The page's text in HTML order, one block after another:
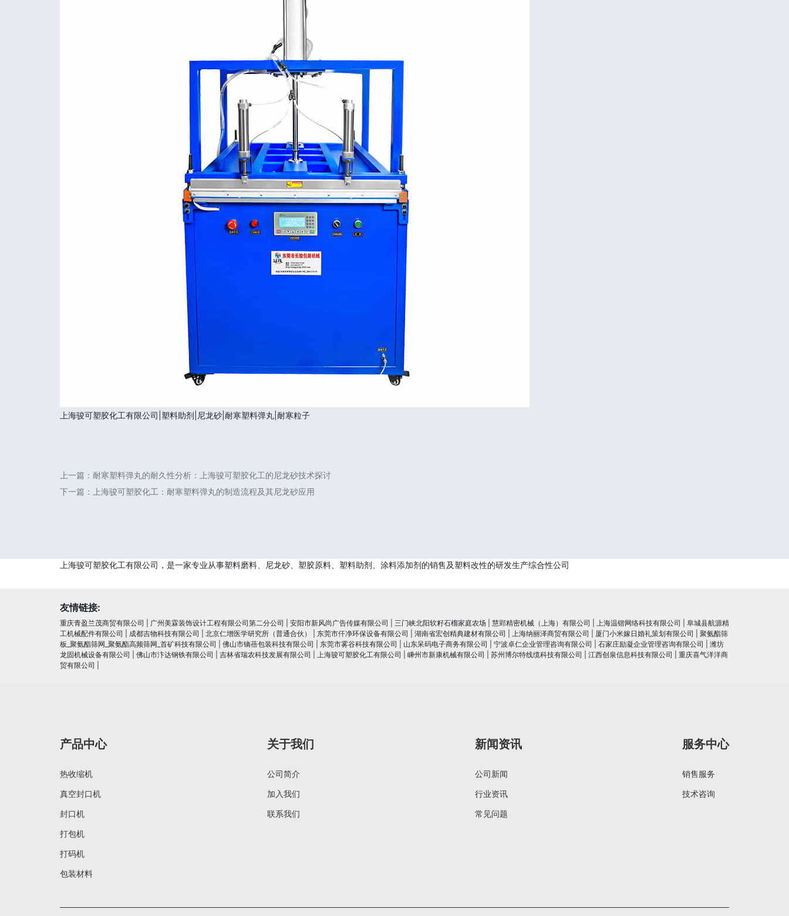
上海骏可塑胶化工有限公司|塑料助剂|尼龙砂|耐寒塑料弹丸|耐寒粒子
上一篇： 耐寒塑料弹丸的耐久性分析：上海骏可塑胶化工的尼龙砂技术探讨
下一篇：
上海骏可塑胶化工：耐寒塑料弹丸的制造流程及其尼龙砂应用
上海骏可塑胶化工有限公司，是一家专业从事塑料磨料、尼龙砂、塑胶原料、塑料助剂、涂料添加剂的销售及塑料改性的研发生产综合性公司
友情链接:
重庆青盈兰茂商贸有限公司 广州美霖装饰设计工程有限公司第二分公司 安阳市新风尚广告传媒有限公司 三门峡北阳软籽石榴家庭农场 慧郢精密机械（上海）有限公司 上海温锴网络科技有限公司
阜城县航源精
工机械配件有限公司
成都吉物科技有限公司 北京仁增医学研究所（普通合伙） 东莞市仟净环保设备有限公司 湖南省宏创精典建材有限公司 上海纳丽泽商贸有限公司 厦门小米嫁日婚礼策划有限公司
聚氨酯筛
板_聚氨酯筛网_聚氨酯高频筛网_首矿科技有限公司
佛山市镝蓓包装科技有限公司 东莞市雾谷科技有限公司 山东呆码电子商务有限公司 宁波卓仁企业管理咨询有限公司 石家庄励凝企业管理咨询有限公司
潍坊
龙固机械设备有限公司
佛山市汴达钢铁有限公司 吉林省瑞农科技发展有限公司 上海骏可塑胶化工有限公司 嵊州市新康机械有限公司 苏州博尔特线缆科技有限公司 江西创泉信息科技有限公司
重庆喜气洋洋商
贸有限公司
产品中心
热收缩机
真空封口机
封口机
打包机
打码机
包装材料
关于我们
公司简介
加入我们
联系我们
新闻资讯
公司新闻
行业资讯
常见问题
服务中心
销售服务
技术咨询